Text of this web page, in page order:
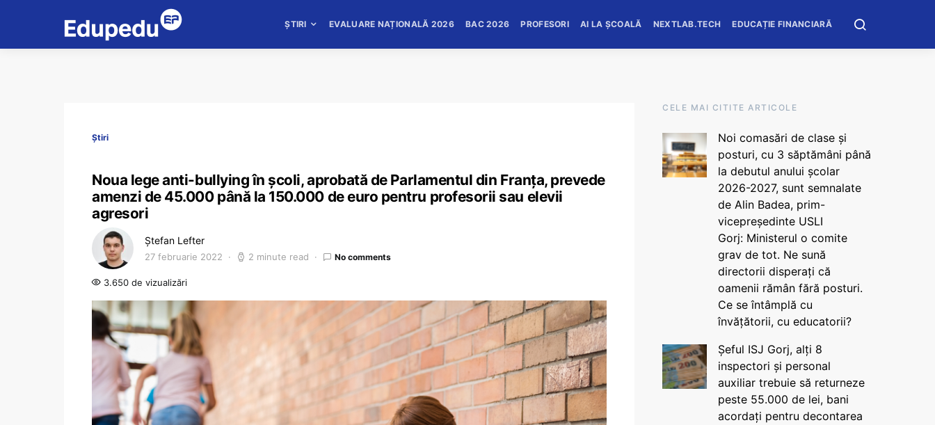
ȘTIRI EVALUARE NAȚIONALĂ 2026 BAC 2026 PROFESORI AI LA ȘCOALĂ NEXTLAB.TECH EDUCAȚIE FINANCIARĂ
Știri
Noua lege anti-bullying în școli, aprobată de Parlamentul din Franța, prevede
amenzi de 45.000 până la 150.000 de euro pentru profesorii sau elevii
agresori
Ștefan Lefter
27 februarie 2022 2 minute read No comments
3.650 de vizualizări
CELE MAI CITITE ARTICOLE
Noi comasări de clase și
posturi, cu 3 săptămâni până
la debutul anului școlar
2026-2027, sunt semnalate
de Alin Badea, prim-
vicepreședinte USLI
Gorj: Ministerul o comite
grav de tot. Ne sună
directorii disperați că
oamenii rămân fără posturi.
Ce se întâmplă cu
învățătorii, cu educatorii?
Șeful ISJ Gorj, alți 8
inspectori și personal
auxiliar trebuie să returneze
peste 55.000 de lei, bani
acordați pentru decontarea